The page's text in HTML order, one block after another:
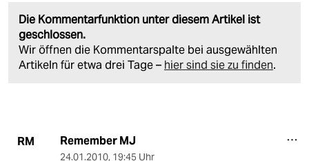
Die Kommentarfunktion unter diesem Artikel ist
geschlossen.
Wir öffnen die Kommentarspalte bei ausgewählten
Artikeln für etwa drei Tage – hier sind sie zu finden.
RM Remember MJ
24.01.2010, 19:45 Uhr